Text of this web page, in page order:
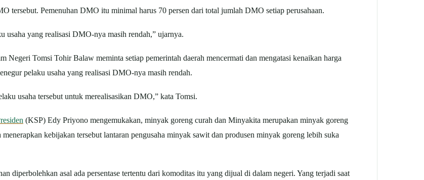
tersebut. Pemenuhan DMO itu minimal harus 70 persen dari total jumlah DMO setiap perusahaan.
usaha yang realisasi DMO-nya masih rendah,” ujarnya.
Negeri Tomsi Tohir Balaw meminta setiap pemerintah daerah mencermati dan mengatasi kenaikan harga
pelaku usaha yang realisasi DMO-nya masih rendah.
usaha tersebut untuk merealisasikan DMO,” kata Tomsi.
(KSP) Edy Priyono mengemukakan, minyak goreng curah dan Minyakita merupakan minyak goreng
kebijakan tersebut lantaran pengusaha minyak sawit dan produsen minyak goreng lebih suka
diperbolehkan asal ada persentase tertentu dari komoditas itu yang dijual di dalam negeri. Yang terjadi saat